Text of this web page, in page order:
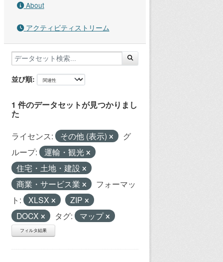
About
アクティビティストリーム
並び順
1 件のデータセットが見つかりまし
た
ライセンス: その他 (表示)
グ
ループ:
運輸・観光
住宅・土地・建設
商業・サービス業
フォーマッ
ト:
XLSX
ZIP
DOCX
タグ: マップ
フィルタ結果